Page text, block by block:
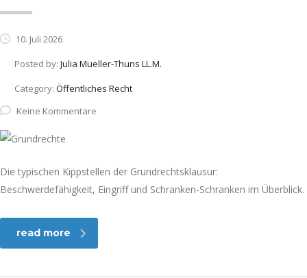
10. Juli 2026
Posted by: Julia Mueller-Thuns LL.M.
Category: Öffentliches Recht
Keine Kommentare
Die typischen Kippstellen der Grundrechtsklausur:
Beschwerdefähigkeit, Eingriff und Schranken-Schranken im Überblick.
read more